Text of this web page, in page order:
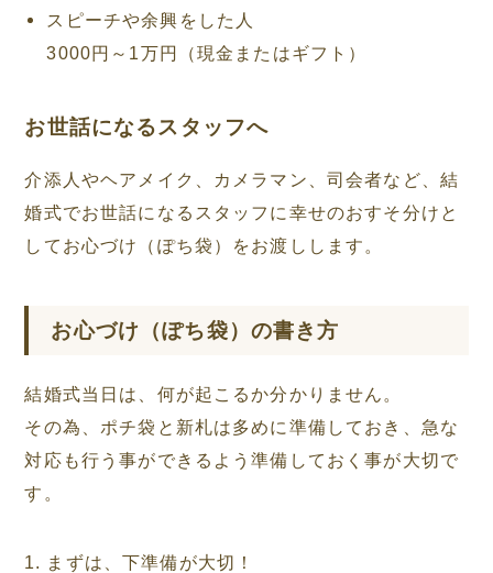
スピーチや余興をした人
3000円～1万円（現金またはギフト）
お世話になるスタッフへ
介添人やヘアメイク、カメラマン、司会者など、結
婚式でお世話になるスタッフに幸せのおすそ分けと
してお心づけ（ぽち袋）をお渡しします。
お心づけ（ぽち袋）の書き方
結婚式当日は、何が起こるか分かりません。
その為、ポチ袋と新札は多めに準備しておき、急な
対応も行う事ができるよう準備しておく事が大切で
す。
まずは、下準備が大切！